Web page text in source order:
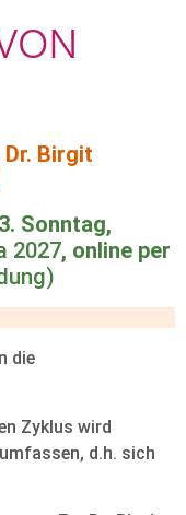
Dr. Birgit
Sonntag,
2027, online per
die
Zyklus wird
d.h. sich